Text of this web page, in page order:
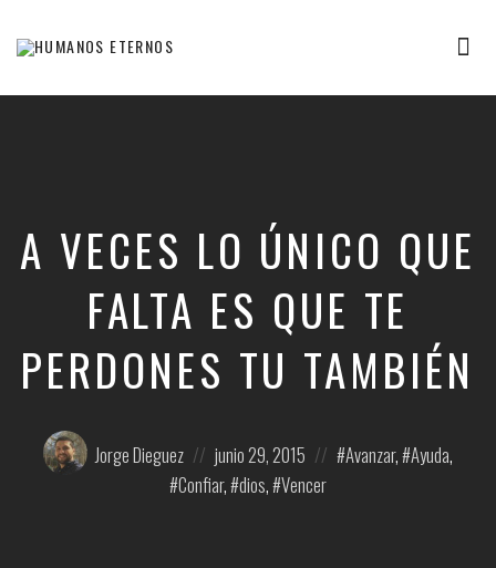
humanos,
mucho
mas
A VECES LO ÚNICO QUE
FALTA ES QUE TE
PERDONES TU TAMBIÉN
Posted
by:
Jorge Dieguez
on
junio 29, 2015
in:Avanzar, Ayuda,
Confiar, dios, Vencer